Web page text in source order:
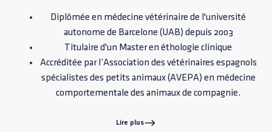
Diplômée en médecine vétérinaire de l'université
autonome de Barcelone (UAB) depuis 2003
Titulaire d'un Master en éthologie clinique
Accréditée par l’Association des vétérinaires espagnols
spécialistes des petits animaux (AVEPA) en médecine
comportementale des animaux de compagnie.
Lire plus